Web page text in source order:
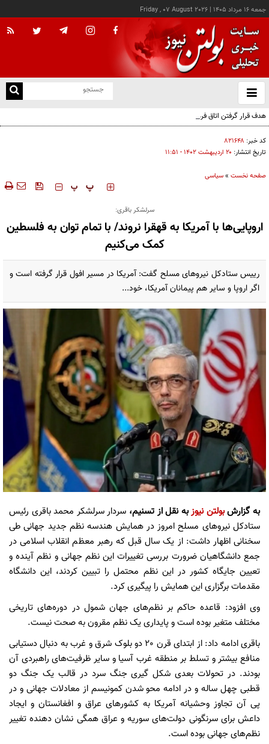
جمعه ۱۶ مرداد ۱۴۰۵ |
Friday , 07 August 2026
باز
و
هدف قرار گرفتن اتاق‌ فرماندهی مزدوران عربستان در یمن
کد خبر: ۸۲۱۶۴۸
تاریخ انتشار: ۲۰ ارديبهشت ۱۴۰۲ - ۱۱:۵۱
صفحه نخست »سیاسی
‍‍‍ پ پ
سرلشکر باقری:
اروپایی‌ها با آمریکا به قهقرا نروند/ با تمام توان به فلسطین
کمک می‌کنیم
رییس ستادکل نیروهای مسلح گفت: آمریکا در مسیر افول قرار گرفته است و
اگر اروپا و سایر هم پیمانان آمریکا، خود...
به گزارشبولتن نیوزبه نقل از تسنیم، سردار سرلشکر محمد باقری رئیس
ستادکل نیروهای مسلح امروز در همایش هندسه نظم جدید جهانی طی
سخنانی اظهار داشت: از یک سال قبل که رهبر معظم انقلاب اسلامی در
جمع دانشگاهیان ضرورت بررسی تغییرات این نظم جهانی و نظم آینده و
تعیین جایگاه کشور در این نظم محتمل را تبیین کردند، این دانشگاه
مقدمات برگزاری این همایش را پیگیری کرد.
وی افزود: قاعده حاکم بر نظم‌های جهان شمول در دوره‌های تاریخی
مختلف متغیر بوده است و پایداری یک نظم مقرون به صحت نیست.
باقری ادامه داد: از ابتدای قرن 20 دو بلوک شرق و غرب به دنبال دستیابی
منافع بیشتر و تسلط بر منطقه غرب آسیا و سایر ظرفیت‌های راهبردی آن
بودند. در تحولات بعدی شکل گیری جنگ سرد در قالب یک جنگ دو
قطبی چهل ساله و در ادامه محو شدن کمونیسم از معادلات جهانی و در
پی آن تجاوز وحشیانه آمریکا به کشورهای عراق و افغانستان و ایجاد
داعش برای سرنگونی دولت‌های سوریه و عراق همگی نشان دهنده تغییر
نظم‌های جهانی بوده است.